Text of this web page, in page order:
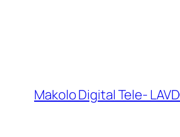
Makolo Digital Tele-